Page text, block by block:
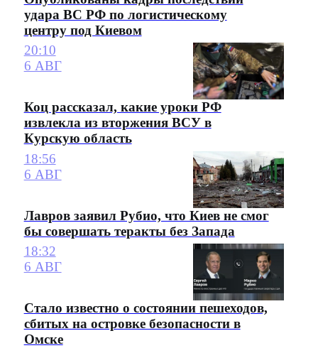
удара ВС РФ по логистическому
центру под Киевом
20:10
6 АВГ
Коц рассказал, какие уроки РФ
извлекла из вторжения ВСУ в
Курскую область
18:56
6 АВГ
Лавров заявил Рубио, что Киев не смог
бы совершать теракты без Запада
18:32
6 АВГ
Стало известно о состоянии пешеходов,
сбитых на островке безопасности в
Омске